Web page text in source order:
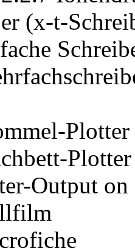
(x-t-
Plotter
Plotter
Output